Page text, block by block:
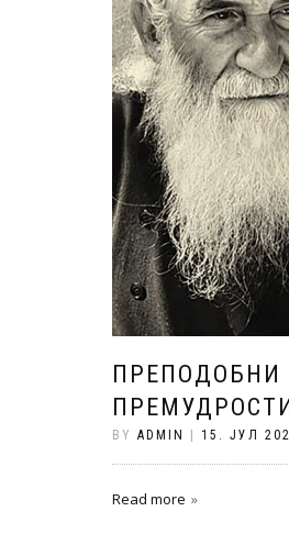
ПРЕПОДОБНИ
BY ADMIN | 15. ЈУЛ
Read more